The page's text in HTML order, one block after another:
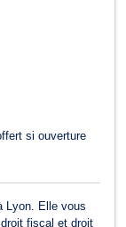
si ouverture
Lyon. Elle vous
fiscal et droit